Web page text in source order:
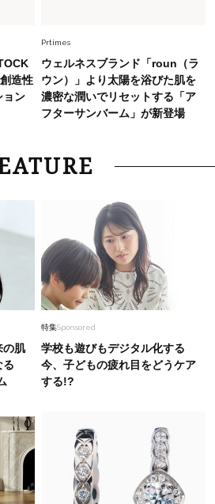
ストが本気で推す！40代がほどよく華
め黒アイテム】3選
造性
ョン
Prtimes
ウェルネスブランド「roun（ラ
ウン）」より太陽を浴びた肌を
濃密な潤いでリセットする「ア
フターサンバーム」が新登場
の肌
る
特集Sponsored
学校も遊びもデジタル化する
今、子どもの疲れ目をどうケア
する!?